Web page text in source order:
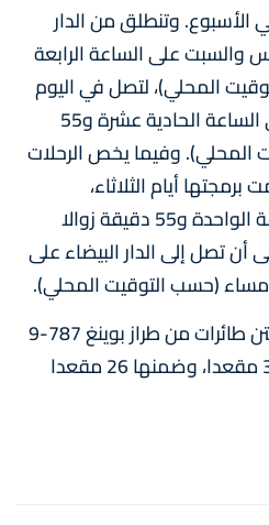
الأسبوع. وتنطلق من الدار
والسبت على الساعة الرابعة
المحلي)، لتصل في اليوم
الموالي إلى مطار بكين على الساعة الحادية عشرة و55
المحلي). وفيما يخص الرحلات
أيام الثلاثاء،
والجمعة والأحد على الساعة الواحدة و55 دقيقة زوالا
تصل إلى الدار البيضاء على
وتجرى هذه الرحلات على متن طائرات من طراز بوينغ 787-9
دريملاينر المتوفرة على 302 مقعدا، وضمنها 26 مقعدا